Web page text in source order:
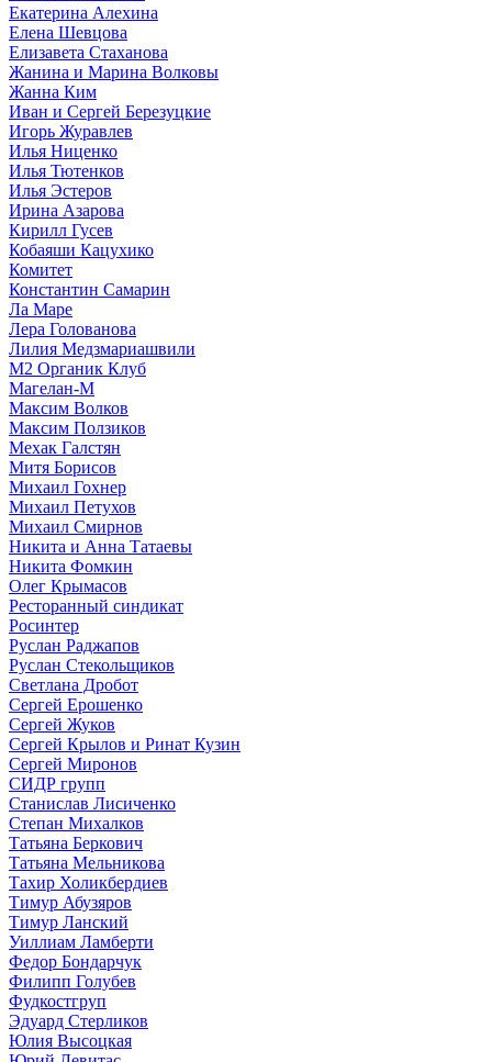
Екатерина Алехина
Елена Шевцова
Елизавета Стаханова
Жанина и Марина Волковы
Жанна Ким
Иван и Сергей Березуцкие
Игорь Журавлев
Илья Ниценко
Илья Тютенков
Илья Эстеров
Ирина Азарова
Кирилл Гусев
Кобаяши Кацухико
Комитет
Константин Самарин
Ла Маре
Лера Голованова
Лилия Медзмариашвили
М2 Органик Клуб
Магелан-М
Максим Волков
Максим Ползиков
Мехак Галстян
Митя Борисов
Михаил Гохнер
Михаил Петухов
Михаил Смирнов
Никита и Анна Татаевы
Никита Фомкин
Олег Крымасов
Ресторанный синдикат
Росинтер
Руслан Раджапов
Руслан Стекольщиков
Светлана Дробот
Сергей Ерошенко
Сергей Жуков
Сергей Крылов и Ринат Кузин
Сергей Миронов
СИДР групп
Станислав Лисиченко
Степан Михалков
Татьяна Беркович
Татьяна Мельникова
Тахир Холикбердиев
Тимур Абузяров
Тимур Ланский
Уиллиам Ламберти
Федор Бондарчук
Филипп Голубев
Фудкостгруп
Эдуард Стерликов
Юлия Высоцкая